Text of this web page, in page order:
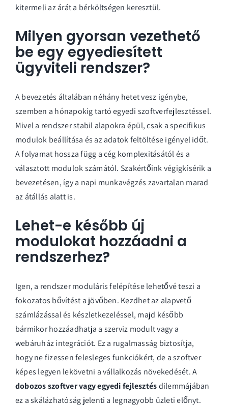
kitermeli az árát a bérköltségen keresztül.
Milyen gyorsan vezethető
be egy egyediesített
ügyviteli rendszer?
A bevezetés általában néhány hetet vesz igénybe,
szemben a hónapokig tartó egyedi szoftverfejlesztéssel.
Mivel a rendszer stabil alapokra épül, csak a specifikus
modulok beállítása és az adatok feltöltése igényel időt.
A folyamat hossza függ a cég komplexitásától és a
választott modulok számától. Szakértőink végigkísérik a
bevezetésen, így a napi munkavégzés zavartalan marad
az átállás alatt is.
Lehet-e később új
modulokat hozzáadni a
rendszerhez?
Igen, a rendszer moduláris felépítése lehetővé teszi a
fokozatos bővítést a jövőben. Kezdhet az alapvető
számlázással és készletkezeléssel, majd később
bármikor hozzáadhatja a szerviz modult vagy a
webáruház integrációt. Ez a rugalmasság biztosítja,
hogy ne fizessen felesleges funkciókért, de a szoftver
képes legyen lekövetni a vállalkozás növekedését. A
dobozos szoftver vagy egyedi fejlesztésdilemmájában
ez a skálázhatóság jelenti a legnagyobb üzleti előnyt.